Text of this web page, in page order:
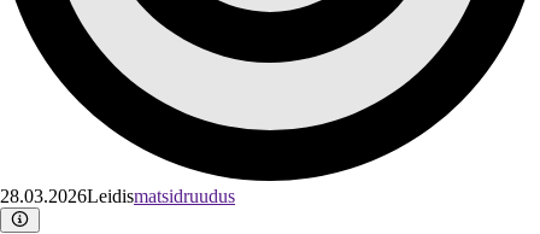
28.03.2026Leidismatsidruudus